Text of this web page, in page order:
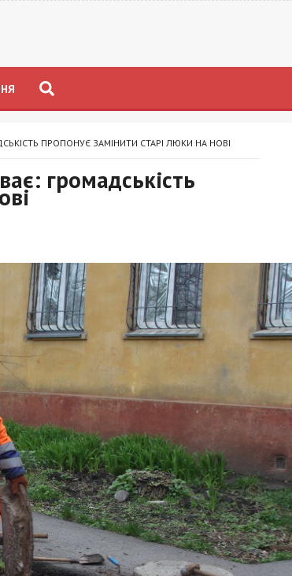
ПРОПОНУЄ ЗАМІНИТИ СТАРІ ЛЮКИ НА НОВІ
громадськість